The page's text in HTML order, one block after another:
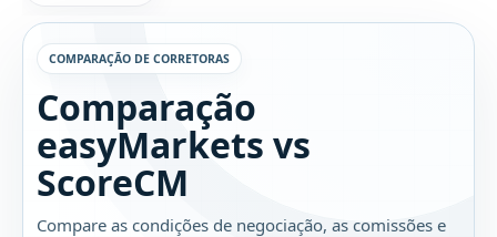
COMPARAÇÃO DE CORRETORAS
Comparação
easyMarkets vs
ScoreCM
Compare as condições de negociação, as comissões e